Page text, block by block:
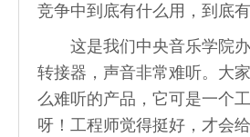
竞争中到底有什么用，到底有
这是我们中央音乐学院办
转接器，声音非常难听。大
么难听的产品，它可是一个
呀！工程师觉得挺好，才会